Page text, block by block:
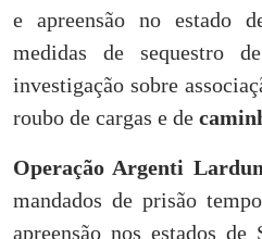
e apreensão no estado
medidas de sequestro
investigação sobre
roubo de cargas e de
Operação Argenti
mandados de prisão
apreensão nos estados de